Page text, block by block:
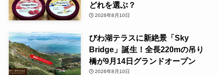
どれを選ぶ？
2026年8月10日
びわ湖テラスに新絶景「Sky
Bridge」誕生！全長220mの吊り
橋が9月14日グランドオープン
2026年8月10日